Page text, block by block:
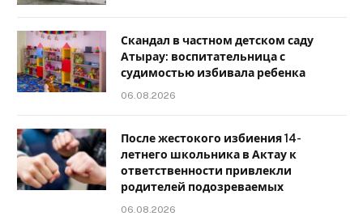
Скандал в частном детском саду
Атырау: воспитательница с
судимостью избивала ребенка
06.08.2026
После жестокого избиения 14-
летнего школьника в Актау к
ответственности привлекли
родителей подозреваемых
06.08.2026